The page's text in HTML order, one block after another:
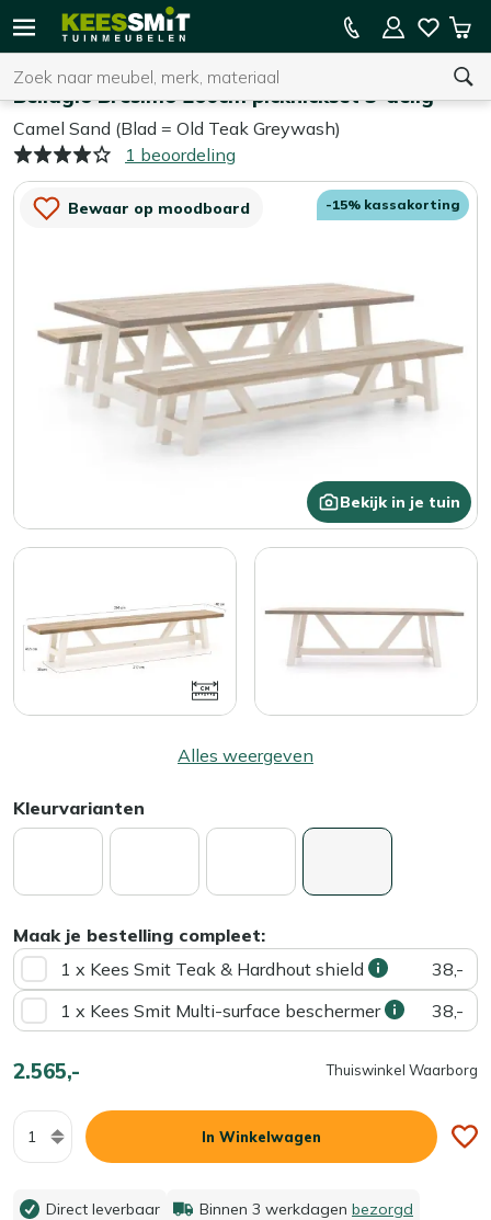
Kees
Tuinmeubelen
Zoeken
U heeft geen product(en) in uw winkelwagen.
15% kassakorting op de hele collectie
Bellagio Bresimo 260cm picknickset 3-delig
Camel Sand (Blad = Old Teak Greywash)
1 beoordeling
Bewaar op moodboard
Bekijk in je tuin
-15% kassakorting
Alles weergeven
Kleurvarianten
Maak je bestelling compleet:
1 x Kees Smit Teak & Hardhout shield
38,-
1 x Kees Smit Multi-surface beschermer
38,-
2.565,- Thuiswinkel Waarborg
Aantal
In Winkelwagen
Direct leverbaar Binnen 3 werkdagen bezorgd